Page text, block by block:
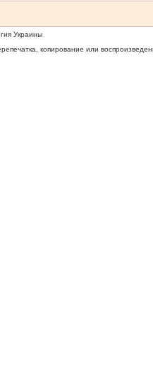
Украины
копирование или